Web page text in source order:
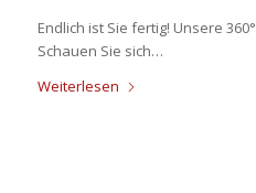
Endlich ist Sie fertig! Unsere
Schauen Sie sich…
Weiterlesen